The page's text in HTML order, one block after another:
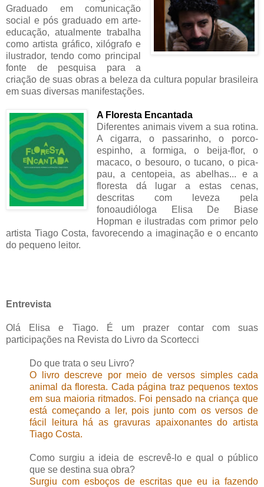
Graduado em comunicação
social e pós graduado em arte-
educação, atualmente trabalha
como artista gráfico, xilógrafo e
ilustrador, tendo como principal
fonte de pesquisa para a
criação de suas obras a beleza da cultura popular brasileira
em suas diversas manifestações.
A Floresta Encantada
Diferentes animais vivem a sua rotina.
A cigarra, o passarinho, o porco-
espinho, a formiga, o beija-flor, o
macaco, o besouro, o tucano, o pica-
pau, a centopeia, as abelhas... e a
floresta dá lugar a estas cenas,
descritas com leveza pela
fonoaudióloga Elisa De Biase
Hopman e ilustradas com primor pelo
artista Tiago Costa, favorecendo a imaginação e o encanto
do pequeno leitor.
Entrevista
Olá Elisa e Tiago. É um prazer contar com suas
participações na Revista do Livro da Scortecci
Do que trata o seu Livro?
O livro descreve por meio de versos simples cada
animal da floresta. Cada página traz pequenos textos
em sua maioria ritmados. Foi pensado na criança que
está começando a ler, pois junto com os versos de
fácil leitura há as gravuras apaixonantes do artista
Tiago Costa.
Como surgiu a ideia de escrevê-lo e qual o público
que se destina sua obra?
Surgiu com esboços de escritas que eu ia fazendo